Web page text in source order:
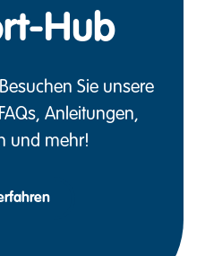
Hub
Sie unsere
Anleitungen,
und mehr!